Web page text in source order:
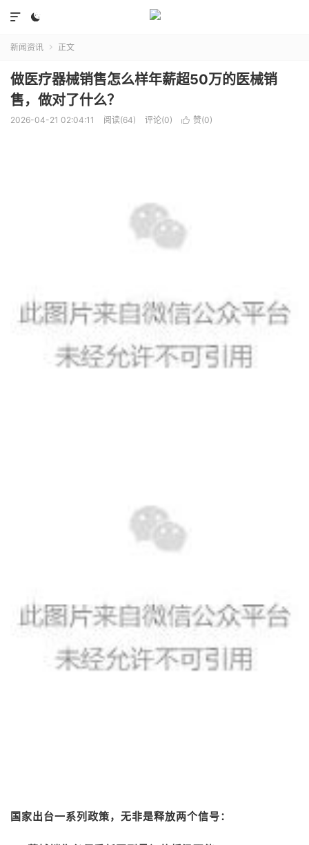


新闻资讯  正文
做医疗器械销售怎么样年薪超50万的医械销
售，做对了什么？
2026-04-21 02:04:11 阅读(64) 评论(0)  赞(0)
国家出台一系列政策，无非是释放两个信号：